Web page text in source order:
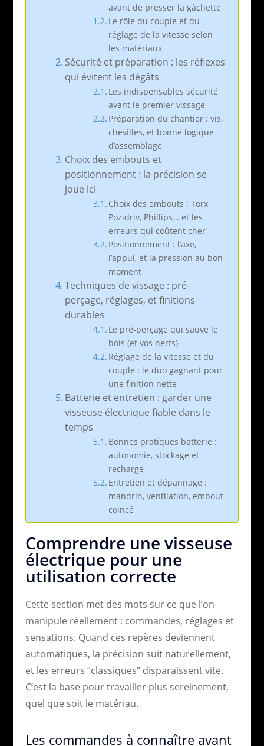
avant de presser la gâchette
Le rôle du couple et du
réglage de la vitesse selon
les matériaux
Sécurité et préparation : les réflexes
qui évitent les dégâts
Les indispensables sécurité
avant le premier vissage
Préparation du chantier : vis,
chevilles, et bonne logique
d’assemblage
Choix des embouts et
positionnement : la précision se
joue ici
Choix des embouts : Torx,
Pozidriv, Phillips… et les
erreurs qui coûtent cher
Positionnement : l’axe,
l’appui, et la pression au bon
moment
Techniques de vissage : pré-
perçage, réglages, et finitions
durables
Le pré-perçage qui sauve le
bois (et vos nerfs)
Réglage de la vitesse et du
couple : le duo gagnant pour
une finition nette
Batterie et entretien : garder une
visseuse électrique fiable dans le
temps
Bonnes pratiques batterie :
autonomie, stockage et
recharge
Entretien et dépannage :
mandrin, ventilation, embout
coincé
Comprendre une visseuse
électrique pour une
utilisation correcte
Cette section met des mots sur ce que l’on
manipule réellement : commandes, réglages et
sensations. Quand ces repères deviennent
automatiques, la précision suit naturellement,
et les erreurs “classiques” disparaissent vite.
C’est la base pour travailler plus sereinement,
quel que soit le matériau.
Les commandes à connaître avant